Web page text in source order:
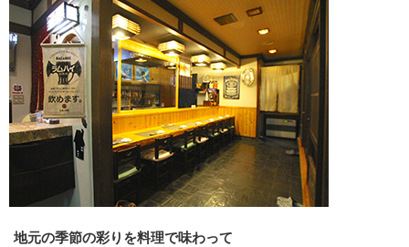
地元の季節の彩りを料理で味わって